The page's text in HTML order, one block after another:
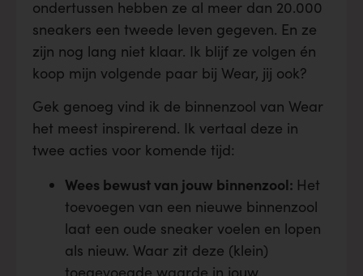
ondertussen hebben ze al meer dan 20.000
sneakers een tweede leven gegeven. En ze
zijn nog lang niet klaar. Ik blijf ze volgen én
koop mijn volgende paar bij Wear, jij ook?
Gek genoeg vind ik de binnenzool van Wear
het meest inspirerend. Ik vertaal deze in
twee acties voor komende tijd:
Wees bewust van jouw binnenzool: Het
toevoegen van een nieuwe binnenzool
laat een oude sneaker voelen en lopen
als nieuw. Waar zit deze (klein)
toegevoegde waarde in jouw